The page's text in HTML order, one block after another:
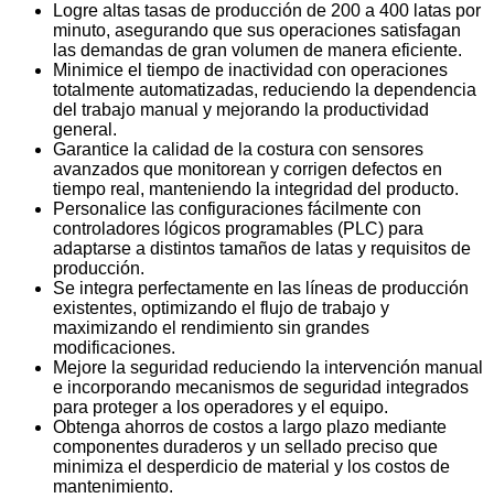
Logre altas tasas de producción de 200 a 400 latas por
minuto, asegurando que sus operaciones satisfagan
las demandas de gran volumen de manera eficiente.
Minimice el tiempo de inactividad con operaciones
totalmente automatizadas, reduciendo la dependencia
del trabajo manual y mejorando la productividad
general.
Garantice la calidad de la costura con sensores
avanzados que monitorean y corrigen defectos en
tiempo real, manteniendo la integridad del producto.
Personalice las configuraciones fácilmente con
controladores lógicos programables (PLC) para
adaptarse a distintos tamaños de latas y requisitos de
producción.
Se integra perfectamente en las líneas de producción
existentes, optimizando el flujo de trabajo y
maximizando el rendimiento sin grandes
modificaciones.
Mejore la seguridad reduciendo la intervención manual
e incorporando mecanismos de seguridad integrados
para proteger a los operadores y el equipo.
Obtenga ahorros de costos a largo plazo mediante
componentes duraderos y un sellado preciso que
minimiza el desperdicio de material y los costos de
mantenimiento.